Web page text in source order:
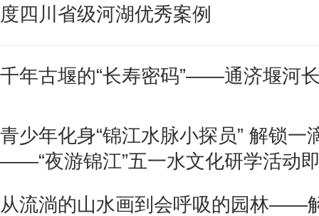
度四川省级河湖优秀案例
千年古堰的“长寿密码”——通济堰河
青少年化身“锦江水脉小探员” 解锁一
——“夜游锦江”五一水文化研学活动
从流淌的山水画到会呼吸的园林——